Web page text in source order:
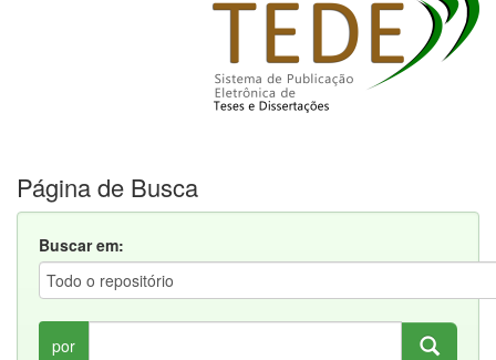
Página de Busca
Buscar em:
por